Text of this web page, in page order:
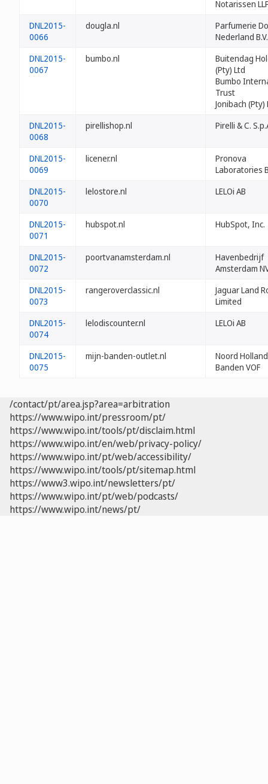
Notarissen
DNL2015-
0066
dougla.nl
Parfumerie
Nederland B.V.
DNL2015-
0067
bumbo.nl
Buitendag
(Pty) Ltd
Bumbo
Trust
Jonibach (Pty)
DNL2015-
0068
pirellishop.nl Pirelli & C.
DNL2015-
0069
licener.nl
Pronova
Laboratories
DNL2015-
0070
lelostore.nl LELOi AB
DNL2015-
0071
hubspot.nl HubSpot, Inc.
DNL2015-
0072
poortvanamsterdam.nl
Havenbedrijf
Amsterdam
DNL2015-
0073
rangeroverclassic.nl
Jaguar Land
Limited
DNL2015-
0074
lelodiscounter.nl LELOi AB
DNL2015-
0075
mijn-banden-outlet.nl
Noord Holland
Banden VOF
/contact/pt/area.jsp?area=arbitration
https://www.wipo.int/pressroom/pt/
https://www.wipo.int/tools/pt/disclaim.html
https://www.wipo.int/en/web/privacy-policy/
https://www.wipo.int/pt/web/accessibility/
https://www.wipo.int/tools/pt/sitemap.html
https://www3.wipo.int/newsletters/pt/
https://www.wipo.int/pt/web/podcasts/
https://www.wipo.int/news/pt/